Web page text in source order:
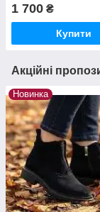
1 700 ₴
Купити
Акційні
Новинка